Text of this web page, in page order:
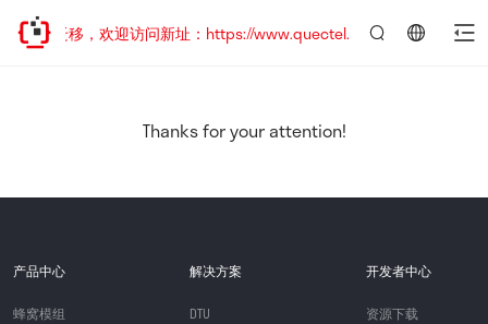
址已迁移，欢迎访问新址：https://www.quectel.com.cn
Thanks for your attention!
产品中心
蜂窝模组
解决方案
DTU
开发者中心
资源下载